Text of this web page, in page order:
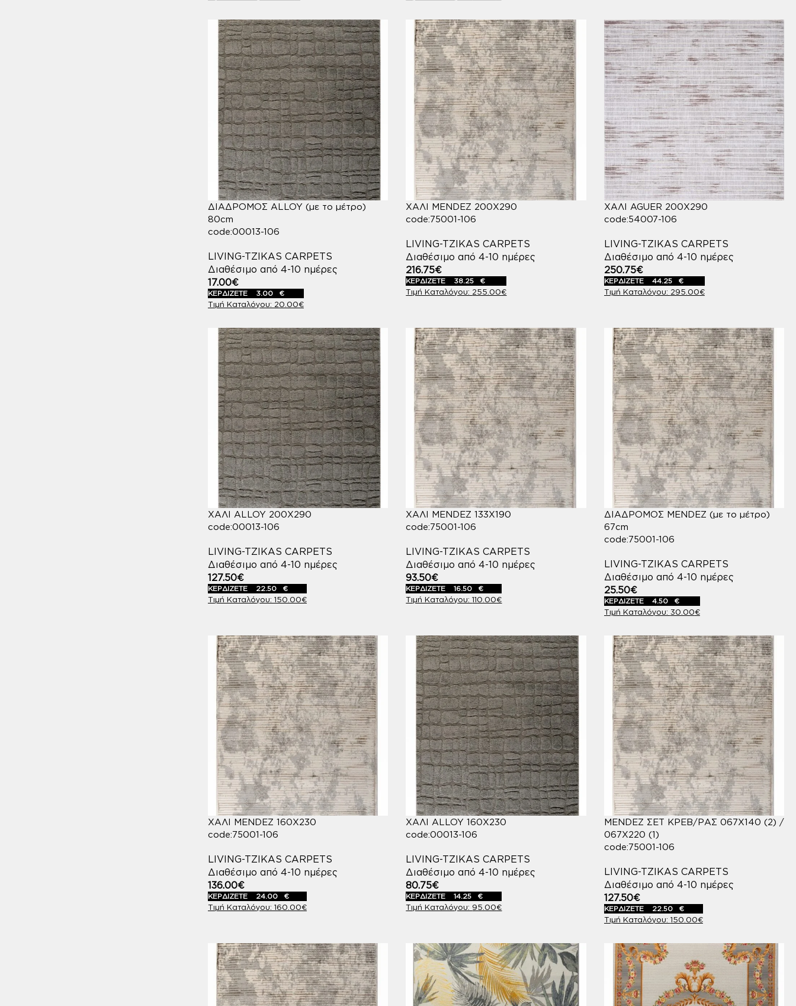
ΔΙΑΔΡΟΜΟΣ ALLOY (με το μέτρο)
80cm
code:00013-106
LIVING-TZIKAS CARPETS
Διαθέσιμο από 4-10 ημέρες
20.00€
17.00€
ΚΕΡΔΙΖΕΤΕ 3.00 €
ΧΑΛΙ MENDEZ 200X290
code:75001-106
LIVING-TZIKAS CARPETS
Διαθέσιμο από 4-10 ημέρες
255.00€
216.75€
ΚΕΡΔΙΖΕΤΕ 38.25 €
ΧΑΛΙ AGUER 200X290
code:54007-106
LIVING-TZIKAS CARPETS
Διαθέσιμο από 4-10 ημέρες
295.00€
250.75€
ΚΕΡΔΙΖΕΤΕ 44.25 €
ΧΑΛΙ ALLOY 200X290
code:00013-106
LIVING-TZIKAS CARPETS
Διαθέσιμο από 4-10 ημέρες
150.00€
127.50€
ΚΕΡΔΙΖΕΤΕ 22.50 €
ΧΑΛΙ MENDEZ 133X190
code:75001-106
LIVING-TZIKAS CARPETS
Διαθέσιμο από 4-10 ημέρες
110.00€
93.50€
ΚΕΡΔΙΖΕΤΕ 16.50 €
ΔΙΑΔΡΟΜΟΣ MENDEZ (με το μέτρο)
67cm
code:75001-106
LIVING-TZIKAS CARPETS
Διαθέσιμο από 4-10 ημέρες
30.00€
25.50€
ΚΕΡΔΙΖΕΤΕ 4.50 €
ΧΑΛΙ MENDEZ 160X230
code:75001-106
LIVING-TZIKAS CARPETS
Διαθέσιμο από 4-10 ημέρες
160.00€
136.00€
ΚΕΡΔΙΖΕΤΕ 24.00 €
ΧΑΛΙ ALLOY 160X230
code:00013-106
LIVING-TZIKAS CARPETS
Διαθέσιμο από 4-10 ημέρες
95.00€
80.75€
ΚΕΡΔΙΖΕΤΕ 14.25 €
MENDEZ ΣΕΤ ΚΡΕΒ/ΡΑΣ 067X140 (2) /
067X220 (1)
code:75001-106
LIVING-TZIKAS CARPETS
Διαθέσιμο από 4-10 ημέρες
150.00€
127.50€
ΚΕΡΔΙΖΕΤΕ 22.50 €